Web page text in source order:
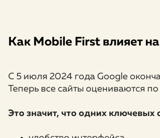
Как Mobile First влияет
С 5 июля 2024 года Google
Теперь все сайты оцениваются
Это значит, что одних